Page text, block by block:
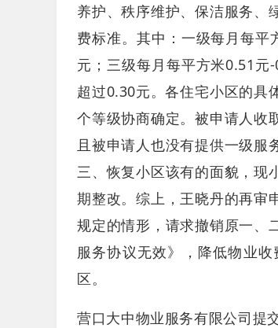
养护、秩序维护、保洁服务、
费标准。其中：一级每月每
元；三级每月每平方米0.51
超过0.30元。各住宅小区的具
个等级协商确定。被申请人收
且被申请人也没有提供一级服
三、恢复小区该有的面貌，现
期整改。综上，王晓丹的再审
规定的情形，请求撤销原一、
服务协议无效》，降低物业
区。
营口大中物业服务有限公司提